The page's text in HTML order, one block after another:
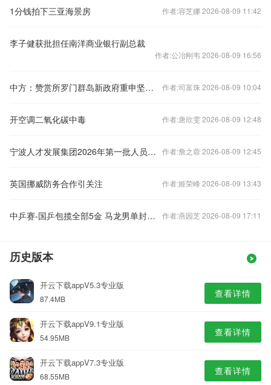
1分钱拍下三亚海景房 作者:容芝娜 2026-08-09 11:42
李子健获批担任南洋商业银行副总裁
作者:公冶刚韦 2026-08-09 16:56
中方：赞赏所罗门群岛新政府重申坚定恪守一个中国原则 作者:司富珠 2026-08-09 10:04
开空调二氧化碳中毒 作者:唐欣雯 2026-08-09 12:48
宁波人才发展集团2026年第一批人员招聘公告 作者:詹之蓉 2026-08-09 12:45
英国挪威防务合作引关注 作者:姬荣峰 2026-08-09 13:43
中乒赛-国乒包揽全部5金 马龙男单封王丁宁惜败王曼昱 作者:燕园芝 2026-08-09 17:11
历史版本
开云下载appV5.3专业版
87.4MB 查看详情
开云下载appV9.1专业版
54.95MB 查看详情
开云下载appV7.3专业版
68.55MB 查看详情